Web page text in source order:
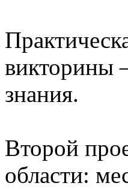
викторины
знания.
Второй
области: